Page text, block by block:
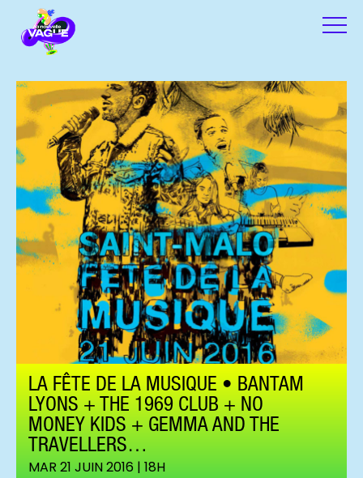
LA FÊTE DE LA MUSIQUE • BANTAM
LYONS + THE 1969 CLUB + NO
MONEY KIDS + GEMMA AND THE
TRAVELLERS…
MAR 21 JUIN 2016 | 18H